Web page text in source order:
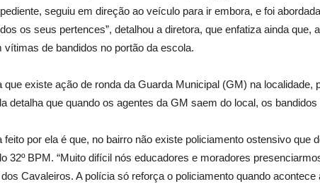
seguiu em direção ao veículo para ir embora, e foi
os seus pertences”, detalhou a diretora, que enfatiza ainda que,
vítimas de bandidos no portão da escola.
que existe ação de ronda da Guarda Municipal (GM) na localidade,
detalha que quando os agentes da GM saem do local, os bandidos
feito por ela é que, no bairro não existe policiamento ostensivo que
32º BPM. “Muito difícil nós educadores e moradores
Cavaleiros. A polícia só reforça o policiamento quando